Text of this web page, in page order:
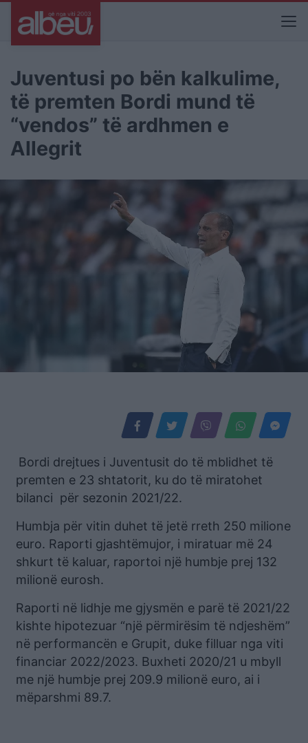
Juventusi po bën kalkulime,
të premten Bordi mund të
“vendos” të ardhmen e
Allegrit
Bordi drejtues i Juventusit do të mblidhet të
premten e 23 shtatorit, ku do të miratohet
bilanci për sezonin 2021/22.
Humbja për vitin duhet të jetë rreth 250 milione
euro. Raporti gjashtëmujor, i miratuar më 24
shkurt të kaluar, raportoi një humbje prej 132
milionë eurosh.
Raporti në lidhje me gjysmën e parë të 2021/22
kishte hipotezuar “një përmirësim të ndjeshëm”
në performancën e Grupit, duke filluar nga viti
financiar 2022/2023. Buxheti 2020/21 u mbyll
me një humbje prej 209.9 milionë euro, ai i
mëparshmi 89.7.